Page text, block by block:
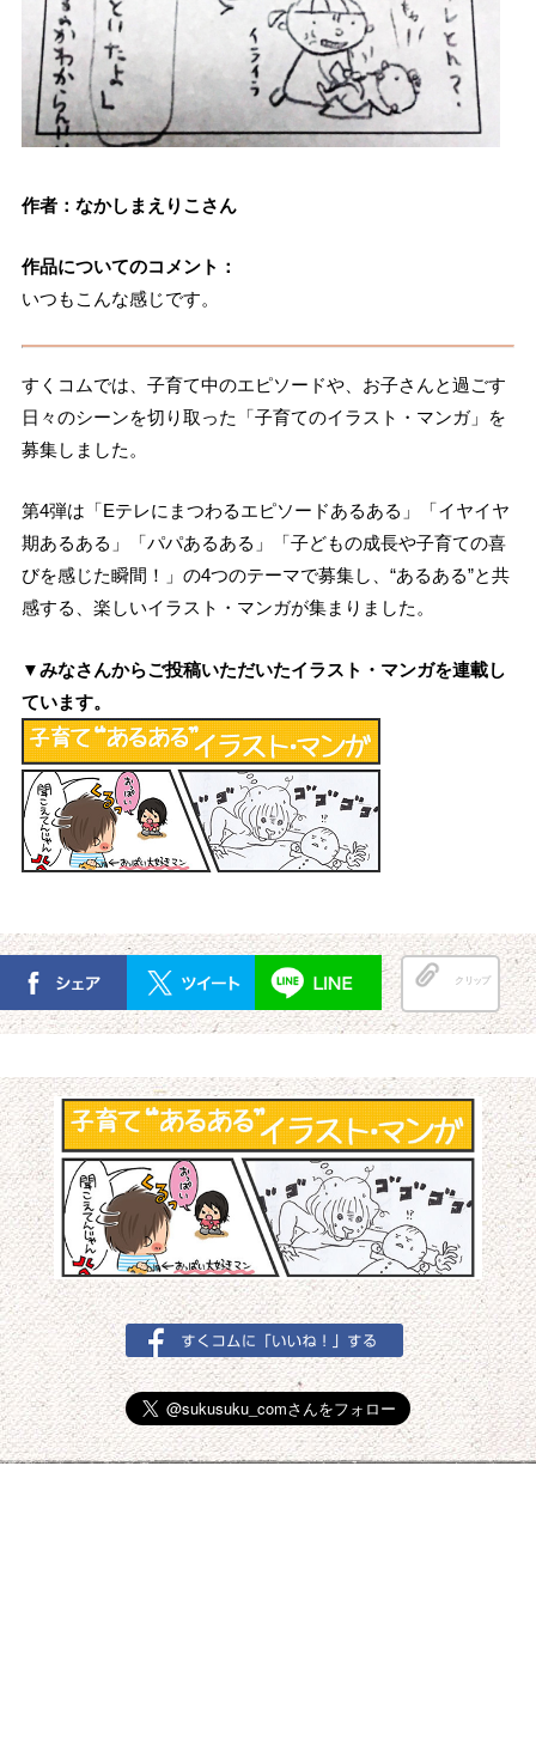
作者：なかしまえりこさん
作品についてのコメント：
いつもこんな感じです。
すくコムでは、子育て中のエピソードや、お子さんと過ごす
日々のシーンを切り取った「子育てのイラスト・マンガ」を
募集しました。
第4弾は「Eテレにまつわるエピソードあるある」「イヤイヤ
期あるある」「パパあるある」「子どもの成長や子育ての喜
びを感じた瞬間！」の4つのテーマで募集し、“あるある”と共
感する、楽しいイラスト・マンガが集まりました。
▼みなさんからご投稿いただいたイラスト・マンガを連載し
ています。
クリップ